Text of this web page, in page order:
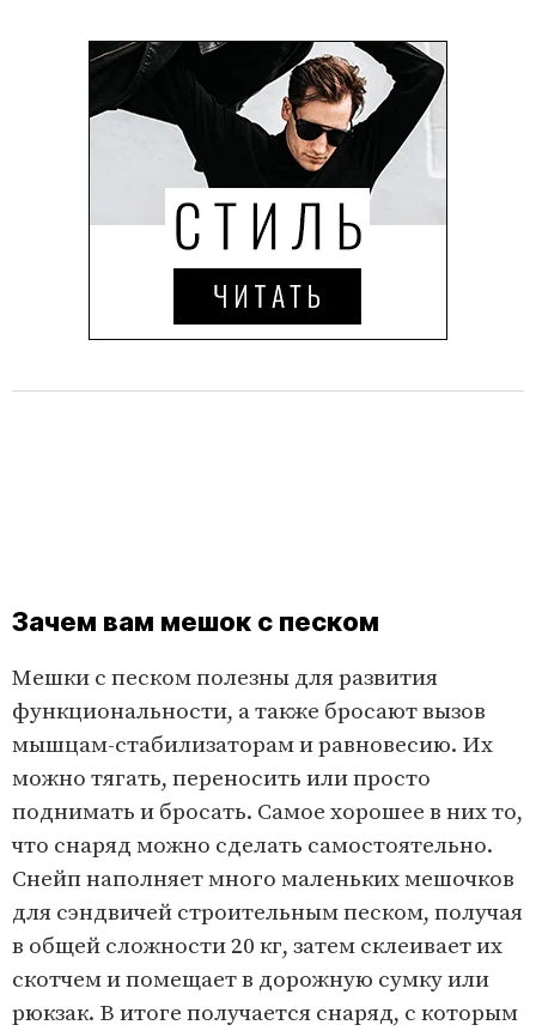
Зачем вам мешок с песком
Мешки с песком полезны для развития
функциональности, а также бросают вызов
мышцам-стабилизаторам и равновесию. Их
можно тягать, переносить или просто
поднимать и бросать. Самое хорошее в них то,
что снаряд можно сделать самостоятельно.
Снейп наполняет много маленьких мешочков
для сэндвичей строительным песком, получая
в общей сложности 20 кг, затем склеивает их
скотчем и помещает в дорожную сумку или
рюкзак. В итоге получается снаряд, с которым